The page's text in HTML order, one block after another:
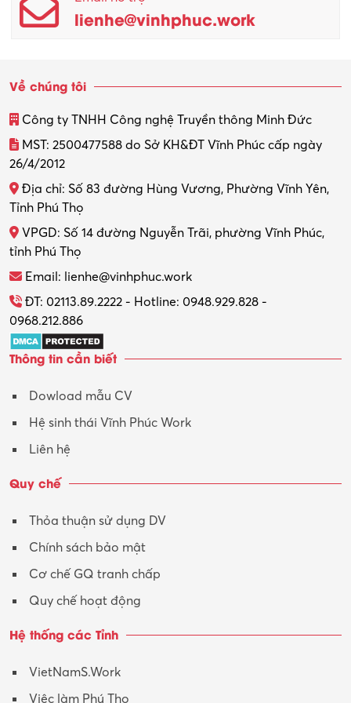
Quản trị kinh doanh
Thiết kế nội thất
Thợ máy – Ô tô – Xe máy
Thực tập
Tổ chức sự kiện – Quà tặng
Trợ lý
Tư vấn
Tư vấn – Kiến trúc
Y tế-Dược
lienhe@vinhphuc.work
Về chúng tôi
Công ty TNHH Công nghệ Truyền thông Minh Đức
MST: 2500477588 do Sở KH&ĐT Vĩnh Phúc cấp ngày
26/4/2012
Địa chỉ: Số 83 đường Hùng Vương, Phường Vĩnh Yên,
Tỉnh Phú Thọ
VPGD: Số 14 đường Nguyễn Trãi, phường Vĩnh Phúc,
tỉnh Phú Thọ
Email: lienhe@vinhphuc.work
ĐT: 02113.89.2222 - Hotline: 0948.929.828 -
0968.212.886
Thông tin cần biết
Dowload mẫu CV
Hệ sinh thái Vĩnh Phúc Work
Liên hệ
Quy chế
Thỏa thuận sử dụng DV
Chính sách bảo mật
Cơ chế GQ tranh chấp
Quy chế hoạt động
Hệ thống các Tỉnh
VietNamS.Work
Việc làm Phú Thọ